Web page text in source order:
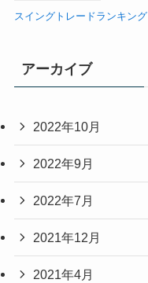
スイングトレードランキング
アーカイブ
2022年10月
2022年9月
2022年7月
2021年12月
2021年4月